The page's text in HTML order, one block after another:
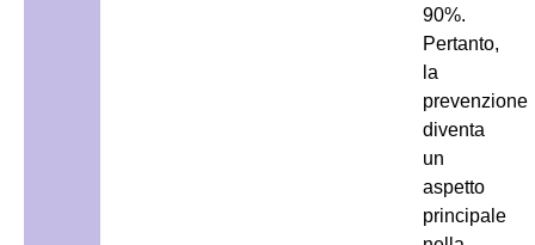
90%.
Pertanto,
la
prevenzione
diventa
un
aspetto
principale